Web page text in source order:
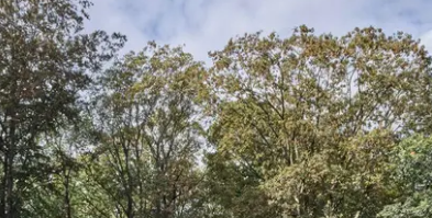
qu'architecte
inscrit
Découvrez
Mon
Espace de
travail